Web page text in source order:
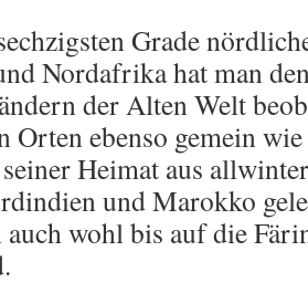
Grade
Nordafrika hat man
der Alten Welt
Orten ebenso gemein
Heimat aus
und Marokko
wohl bis auf die